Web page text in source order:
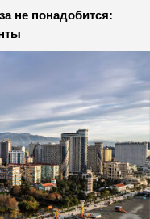
не понадобится: